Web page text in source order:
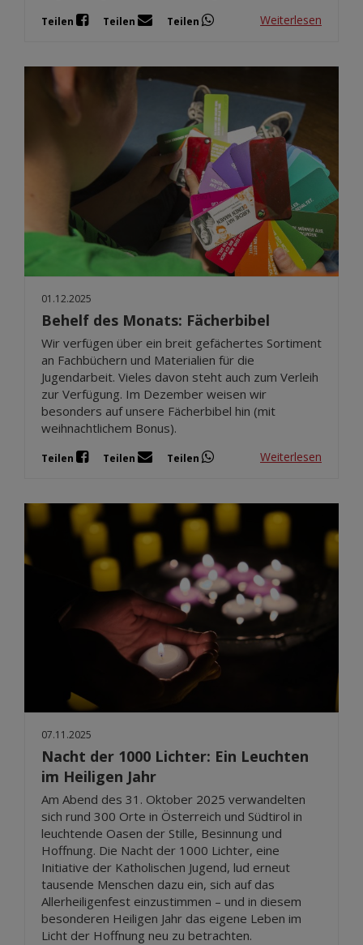
Teilen Teilen Teilen Weiterlesen
01.12.2025
Behelf des Monats: Fächerbibel
Wir verfügen über ein breit gefächertes Sortiment
an Fachbüchern und Materialien für die
Jugendarbeit. Vieles davon steht auch zum Verleih
zur Verfügung. Im Dezember weisen wir
besonders auf unsere Fächerbibel hin (mit
weihnachtlichem Bonus).
Teilen Teilen Teilen Weiterlesen
07.11.2025
Nacht der 1000 Lichter: Ein Leuchten
im Heiligen Jahr
Am Abend des 31. Oktober 2025 verwandelten
sich rund 300 Orte in Österreich und Südtirol in
leuchtende Oasen der Stille, Besinnung und
Hoffnung. Die Nacht der 1000 Lichter, eine
Initiative der Katholischen Jugend, lud erneut
tausende Menschen dazu ein, sich auf das
Allerheiligenfest einzustimmen – und in diesem
besonderen Heiligen Jahr das eigene Leben im
Licht der Hoffnung neu zu betrachten.